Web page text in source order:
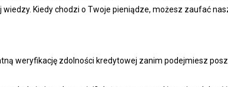
Kiedy chodzi o Twoje pieniądze, możesz zaufać
weryfikację zdolności kredytowej zanim podejmiesz